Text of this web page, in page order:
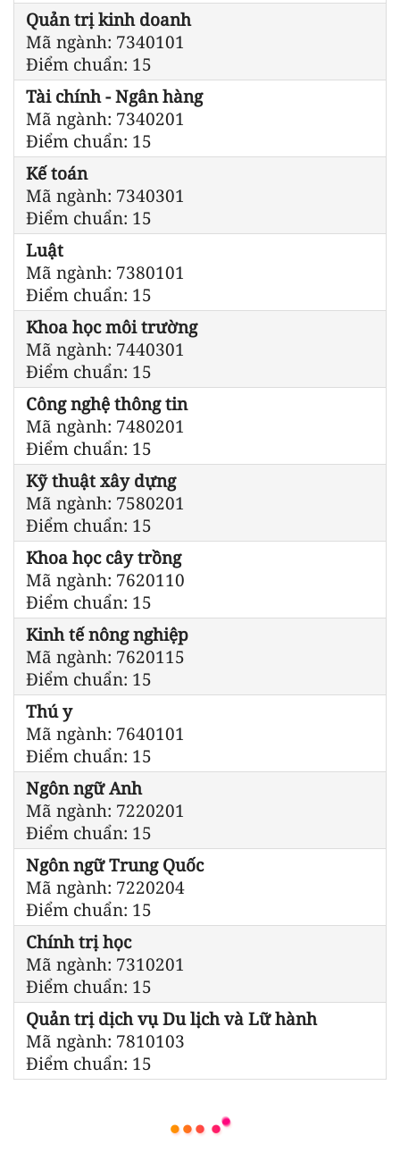
Quản trị kinh doanh
Mã ngành: 7340101
Điểm chuẩn: 15
Tài chính - Ngân hàng
Mã ngành: 7340201
Điểm chuẩn: 15
Kế toán
Mã ngành: 7340301
Điểm chuẩn: 15
Luật
Mã ngành: 7380101
Điểm chuẩn: 15
Khoa học môi trường
Mã ngành: 7440301
Điểm chuẩn: 15
Công nghệ thông tin
Mã ngành: 7480201
Điểm chuẩn: 15
Kỹ thuật xây dựng
Mã ngành: 7580201
Điểm chuẩn: 15
Khoa học cây trồng
Mã ngành: 7620110
Điểm chuẩn: 15
Kinh tế nông nghiệp
Mã ngành: 7620115
Điểm chuẩn: 15
Thú y
Mã ngành: 7640101
Điểm chuẩn: 15
Ngôn ngữ Anh
Mã ngành: 7220201
Điểm chuẩn: 15
Ngôn ngữ Trung Quốc
Mã ngành: 7220204
Điểm chuẩn: 15
Chính trị học
Mã ngành: 7310201
Điểm chuẩn: 15
Quản trị dịch vụ Du lịch và Lữ hành
Mã ngành: 7810103
Điểm chuẩn: 15